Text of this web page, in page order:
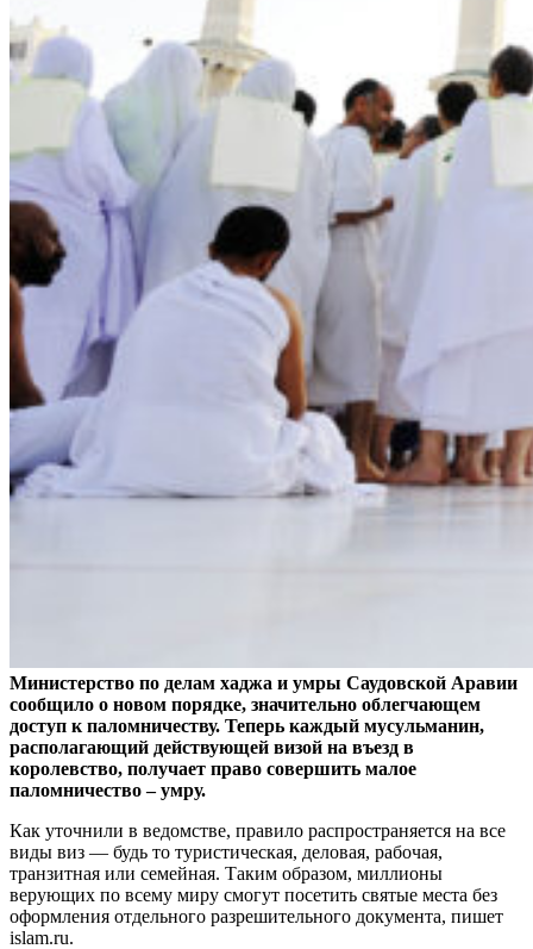
Министерство по делам хаджа и умры Саудовской Аравии
сообщило о новом порядке, значительно облегчающем
доступ к паломничеству. Теперь каждый мусульманин,
располагающий действующей визой на въезд в
королевство, получает право совершить малое
паломничество – умру.
Как уточнили в ведомстве, правило распространяется на все
виды виз — будь то туристическая, деловая, рабочая,
транзитная или семейная. Таким образом, миллионы
верующих по всему миру смогут посетить святые места без
оформления отдельного разрешительного документа, пишет
islam.ru.